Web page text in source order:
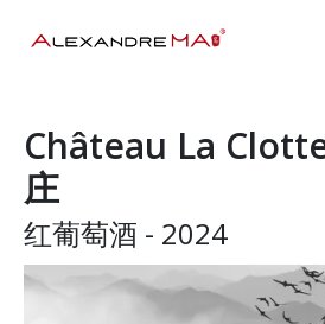
Château La
庄
红葡萄酒 - 2024